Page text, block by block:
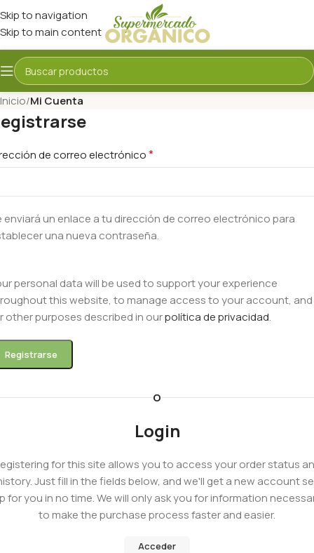
Skip to navigation
Skip to main content
Inicio/Mi Cuenta
de correo electrónico*
enviará un enlace a tu dirección de correo electrónico para
una nueva contraseña.
personal data will be used to support your experience
this website, to manage access to your account, and
other purposes described in ourpolítica de privacidad.
Registrarse
O
Login
for this site allows you to access your order status
Just fill in the fields below, and we'll get a new account
for you in no time. We will only ask you for information
to make the purchase process faster and easier.
Acceder